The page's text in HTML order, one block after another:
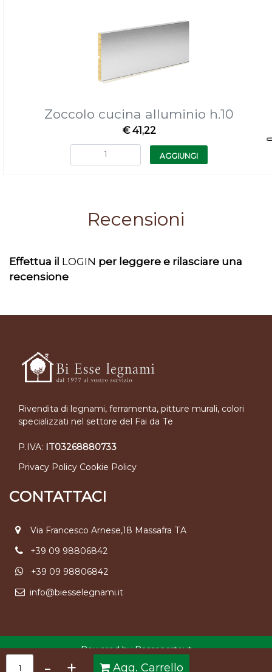
Agg. Carrello
Zoccolo cucina alluminio h.10
€ 41,22
Quantità
AGGIUNGI
Recensioni
Effettua il LOGIN per leggere e rilasciare una
recensione
Rivendita di legnami, ferramenta, pitture murali, colori
specializzati nel settore del Fai da Te
P.IVA: IT03268880733
Privacy Policy Cookie Policy
CONTATTACI
Via Francesco Arnese,18 Massafra TA
+39 09 98806842
+39 09 98806842
info@biesselegnami.it
Powered byPassepartout